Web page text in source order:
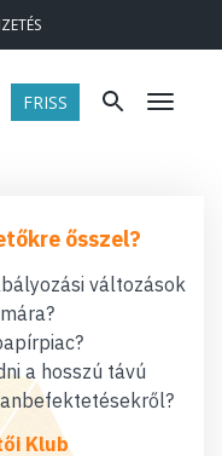
FRISS Menü
ősszel?
változások
a hosszú távú
Klub